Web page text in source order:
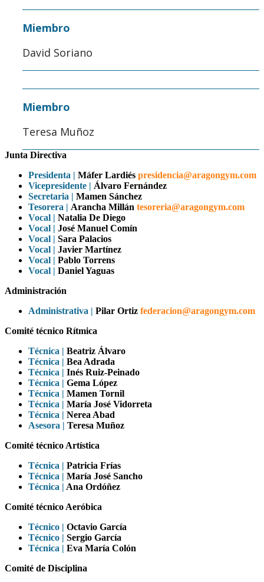
Miembro
David Soriano
Miembro
Teresa Muñoz
Junta Directiva
Presidenta | Máfer Lardiés presidencia@aragongym.com
Vicepresidente | Álvaro Fernández
Secretaria | Mamen Sánchez
Tesorera | Arancha Millán tesoreria@aragongym.com
Vocal | Natalia De Diego
Vocal | José Manuel Comín
Vocal | Sara Palacios
Vocal | Javier Martínez
Vocal | Pablo Torrens
Vocal | Daniel Yaguas
Administración
Administrativa | Pilar Ortiz federacion@aragongym.com
Comité técnico Rítmica
Técnica | Beatriz Álvaro
Técnica | Bea Adrada
Técnica | Inés Ruiz-Peinado
Técnica | Gema López
Técnica | Mamen Tornil
Técnica | María José Vidorreta
Técnica | Nerea Abad
Asesora | Teresa Muñoz
Comité técnico Artística
Técnica | Patricia Frías
Técnica | María José Sancho
Técnica | Ana Ordóñez
Comité técnico Aeróbica
Técnico | Octavio García
Técnico | Sergio García
Técnica | Eva María Colón
Comité de Disciplina